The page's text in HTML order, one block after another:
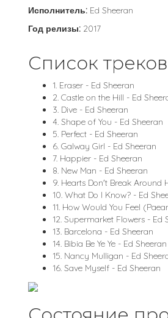
Исполнитель: Ed Sheeran
Год релизы: 2017
Список треков
1. Eraser - Ed Sheeran
2. Castle on the Hill - Ed
3. Dive - Ed Sheeran
4. Shape of You - Ed Sheeran
5. Perfect - Ed Sheeran
6. Galway Girl - Ed Sheeran
7. Happier - Ed Sheeran
8. New Man - Ed Sheeran
9. Hearts Don't Break Around
10. What Do I Know? - Ed
11. How Would You Feel
12. Supermarket Flowers - Ed
13. Barcelona - Ed Sheeran
14. Bibia Be Ye Ye - Ed Sheeran
15. Nancy Mulligan - Ed
16. Save Myself - Ed Sheeran